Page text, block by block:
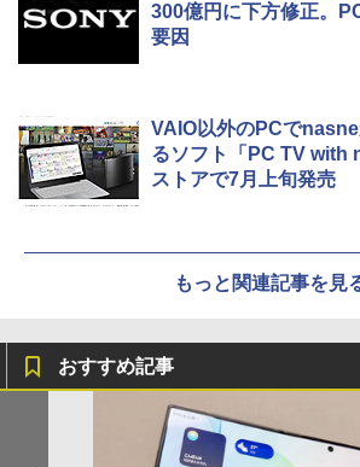
300億円に下方修正。
要因
VAIO以外のPCで
るソフト「PC TV with
ストアで7月上旬発売
もっと関連記事を見
おすすめ記事